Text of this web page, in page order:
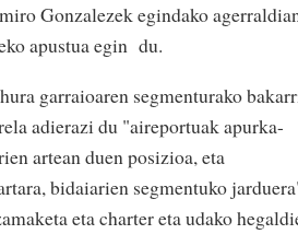
Gonzalezek egindako
apustua egin du.
garraioaren segmenturako
adierazi du "aireportuak apurka-
artean duen posizioa, eta
bidaiarien segmentuko
eta charter eta udako